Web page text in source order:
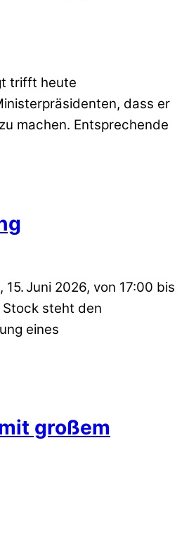
trifft heute
dass er
machen. Entsprechende
Juni 2026, von 17:00 bis
Stock steht den
eines
großem